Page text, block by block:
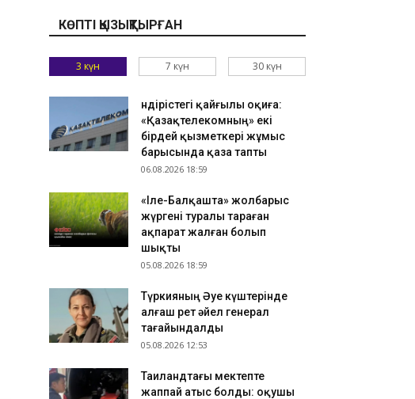
«МузАРТ» тобының әншісі Кенжебек Жанәбілов
07.08.2026 18:20
әкелгендер әшкереленді
07.08.2026 18:07
Қазақстандық ескек есушілер Азия
чемпионатында 4 медаль жеңіп алды
Астанадан Омбыға әуе рейстері уақытша
тоқтатылды
07.08.2026 17:41
​Танымал курорттағы қорық қызметкерін
КӨПТІ ҚЫЗЫҚТЫРҒАН
3 күн 7 күн 30 күн
Өндірістегі қайғылы оқиға:
«Қазақтелекомның» екі
бірдей қызметкері жұмыс
барысында қаза тапты
06.08.2026 18:59
«Іле-Балқашта» жолбарыс
жүргені туралы тараған
ақпарат жалған болып
шықты
05.08.2026 18:59
Түркияның Әуе күштерінде
алғаш рет әйел генерал
тағайындалды
05.08.2026 12:53
Таиландтағы мектепте
жаппай атыс болды: оқушы